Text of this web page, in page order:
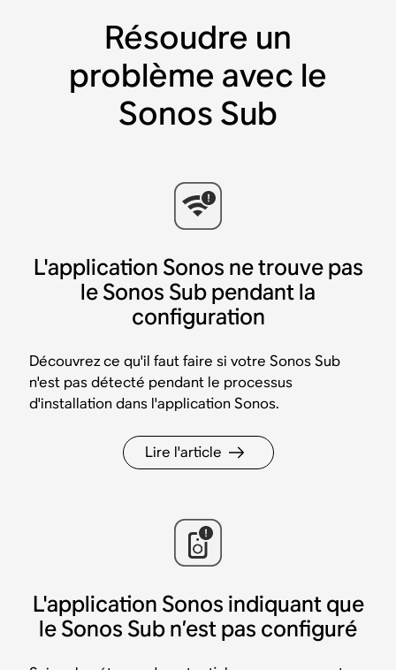
Résoudre un
problème avec le
Sonos Sub
L'application Sonos ne trouve pas
le Sonos Sub pendant la
configuration
Découvrez ce qu'il faut faire si votre Sonos Sub
n'est pas détecté pendant le processus
d'installation dans l'application Sonos.
Lire l'article
L'application Sonos indiquant que
le Sonos Sub n’est pas configuré